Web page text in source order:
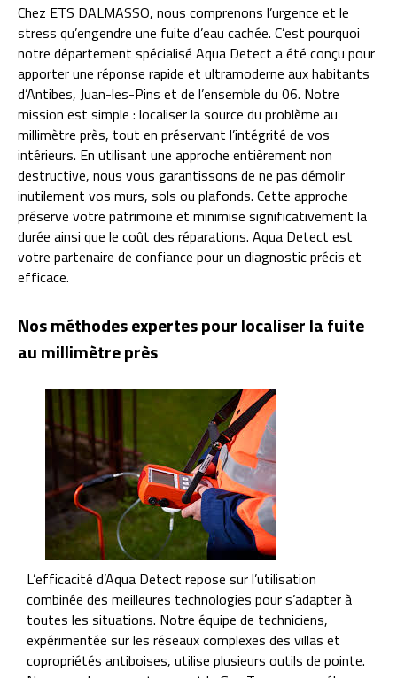
Chez ETS DALMASSO, nous comprenons l’urgence et le
stress qu’engendre une fuite d’eau cachée. C’est pourquoi
notre département spécialisé Aqua Detect a été conçu pour
apporter une réponse rapide et ultramoderne aux habitants
d’Antibes, Juan-les-Pins et de l’ensemble du 06. Notre
mission est simple : localiser la source du problème au
millimètre près, tout en préservant l’intégrité de vos
intérieurs. En utilisant une approche entièrement non
destructive, nous vous garantissons de ne pas démolir
inutilement vos murs, sols ou plafonds. Cette approche
préserve votre patrimoine et minimise significativement la
durée ainsi que le coût des réparations. Aqua Detect est
votre partenaire de confiance pour un diagnostic précis et
efficace.
Nos méthodes expertes pour localiser la fuite
au millimètre près
L’efficacité d’Aqua Detect repose sur l’utilisation
combinée des meilleures technologies pour s’adapter à
toutes les situations. Notre équipe de techniciens,
expérimentée sur les réseaux complexes des villas et
copropriétés antiboises, utilise plusieurs outils de pointe.